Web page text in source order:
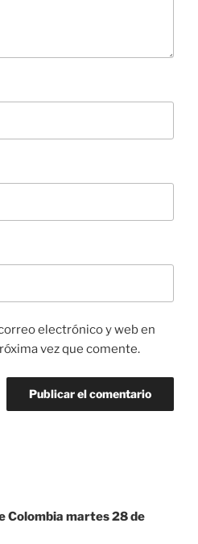
electrónico y web en
vez que comente.
Colombia martes 28 de